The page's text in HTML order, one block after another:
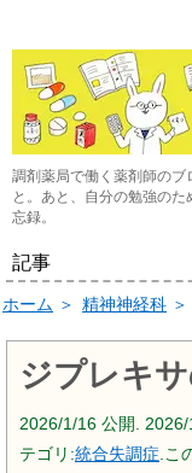
調剤薬局で働く薬剤師の
と。あと、自分の勉強の
忘録。
記事
ホーム ＞ 精神神経科 ＞
ジプレキ
2026/1/16 公開.
テゴリ:統合失調症 .こ